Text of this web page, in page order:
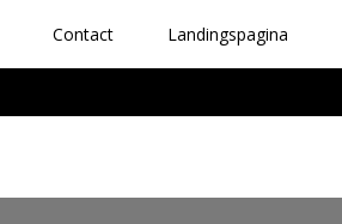
Contact Landingspagina